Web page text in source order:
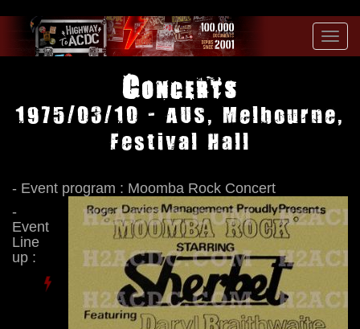
Concerts
1975/03/10 - AUS, Melbourne,
Festival Hall
- Event program : Moomba Rock Concert
-
Event
Line
up :